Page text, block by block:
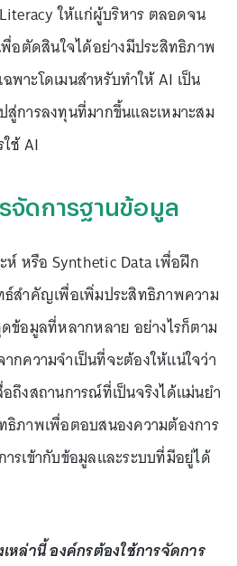
ให้แก่ผู้บริหาร ตลอดจน
อตัดสินใจได้อย่างมีประสิทธิภาพ
าะโดเมนสำหรับทำให้ AI เป็น
สู่การลงทุนที่มากขึ้นและเหมาะสม
ช้ AI
จัดการฐานข้อมูล
ห์ หรือ Synthetic Data เพื่อฝึก
สำคัญเพื่อเพิ่มประสิทธิภาพความ
ข้อมูลที่หลากหลาย อย่างไรก็ตาม
กความจำเป็นที่จะต้องให้แน่ใจว่า
ถึงสถานการณ์ที่เป็นจริงได้แม่นยำ
ธิภาพเพื่อตอบสนองความต้องการ
รเข้ากับข้อมูลและระบบที่มีอยู่ได้
หล่านี้ องค์กรต้องใช้การจัดการ